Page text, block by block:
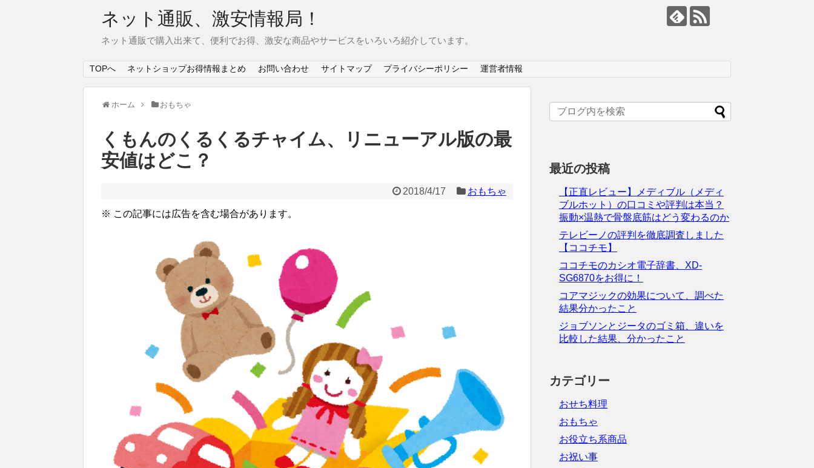
ネット通販、激安情報局！
ネット通販で購入出来て、便利でお得、激安な商品やサービスをいろいろ紹介しています。
TOPへ ネットショップお得情報まとめ お問い合わせ サイトマップ プライバシーポリシー 運営者情報
ホーム おもちゃ
くもんのくるくるチャイム、リニューアル版の最
安値はどこ？
2018/4/17 おもちゃ
※ この記事には広告を含む場合があります。
最近の投稿
【正直レビュー】メディブル（メディ
ブルホット）の口コミや評判は本当？
振動×温熱で骨盤底筋はどう変わるのか
テレビーノの評判を徹底調査しました
【ココチモ】
ココチモのカシオ電子辞書、XD-
SG6870をお得に！
コアマジックの効果について、調べた
結果分かったこと
ジョブソンとジータのゴミ箱、違いを
比較した結果、分かったこと
カテゴリー
おせち料理
おもちゃ
お役立ち系商品
お祝い事